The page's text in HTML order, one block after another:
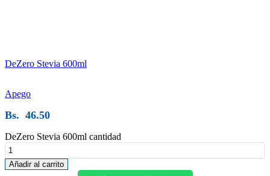
DeZero Stevia 600ml
Apego
Bs. 46.50
DeZero Stevia 600ml cantidad
Añadir al carrito